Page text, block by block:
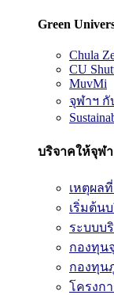
Green
Chula
CU
MuvMi
จุฬาฯ
บริจาคให้จุฬ
เหตุผล
เริ่มต้น
ระบบบ
กองทุน
กองทุน
โครงก